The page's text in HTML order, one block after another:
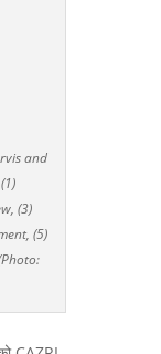
and
(3)
(5)